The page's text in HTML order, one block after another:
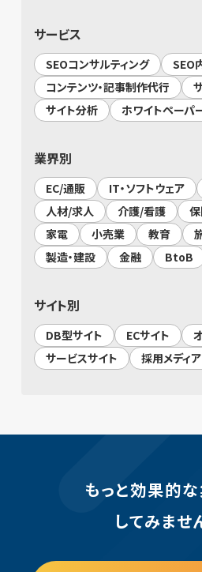
サービス
SEOコンサルティング
SEO
コンテンツ・記事制作代行
サイト分析
ホワイトペーパ
業界別
EC/通販 IT・ソフトウェア
人材/求人
介護/看護
家電
小売業 教育
製造・建設
金融 BtoB
サイト別
DB型サイト ECサイト
サービスサイト
採用メディア
もっと効果的
してみませ